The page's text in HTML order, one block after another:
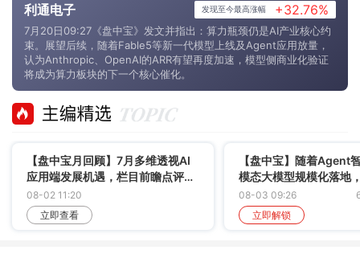
利通电子 发现至今最高涨幅 +32.76%
7月20日09:27《盘中宝》发文并指出：算力瓶颈仍是AI产业核心约
束。展望后续，随着Fable5等新一代模型上线及Agent应用放量，
认为Anthropic、OpenAI的ARR有望再度加速，模型侧商业化验证
将成为算力板块的下一个核心催化。
【盘中宝月回顾】7月多维透视AI
应用端发展机遇，栏目前瞻点评
AI+游戏、传媒、制药等多个细分
方向
08-02 11:20
立即查看
【盘中宝】随着Agent
模态大模型规模化落地
力需求快速增长，供需
大，这家企业与多个公
算力中心
08-03 09:26
立即解锁